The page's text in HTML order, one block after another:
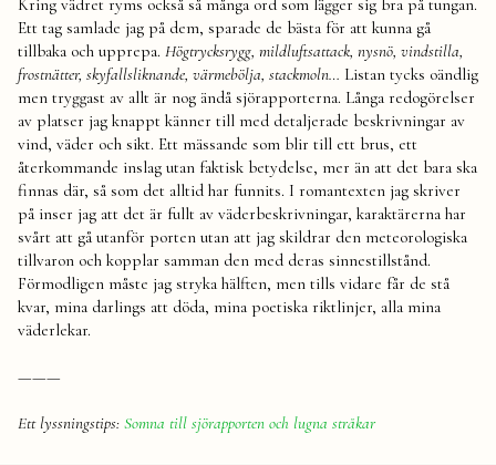
Kring vädret ryms också så många ord som lägger sig bra på tungan.
Ett tag samlade jag på dem, sparade de bästa för att kunna gå
tillbaka och upprepa. Högtrycksrygg, mildluftsattack, nysnö, vindstilla,
frostnätter, skyfallsliknande, värmebölja, stackmoln… Listan tycks oändlig
men tryggast av allt är nog ändå sjörapporterna. Långa redogörelser
av platser jag knappt känner till med detaljerade beskrivningar av
vind, väder och sikt. Ett mässande som blir till ett brus, ett
återkommande inslag utan faktisk betydelse, mer än att det bara ska
finnas där, så som det alltid har funnits. I romantexten jag skriver
på inser jag att det är fullt av väderbeskrivningar, karaktärerna har
svårt att gå utanför porten utan att jag skildrar den meteorologiska
tillvaron och kopplar samman den med deras sinnestillstånd.
Förmodligen måste jag stryka hälften, men tills vidare får de stå
kvar, mina darlings att döda, mina poetiska riktlinjer, alla mina
väderlekar.
———
Ett lyssningstips: Somna till sjörapporten och lugna stråkar